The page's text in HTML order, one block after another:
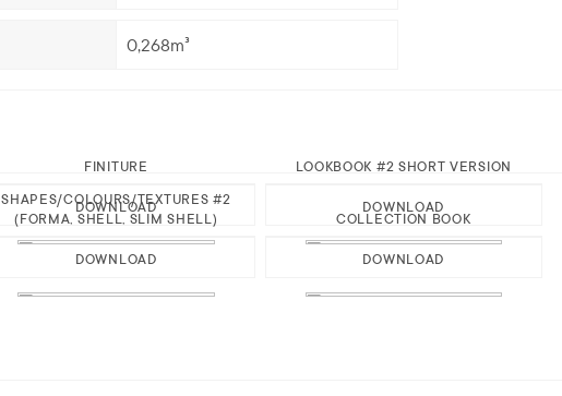
0,268m³
FINITURE
DOWNLOAD
LOOKBOOK #2 SHORT VERSION
DOWNLOAD
SHAPES/COLOURS/TEXTURES #2
(FORMA, SHELL, SLIM SHELL)
DOWNLOAD
COLLECTION BOOK
DOWNLOAD